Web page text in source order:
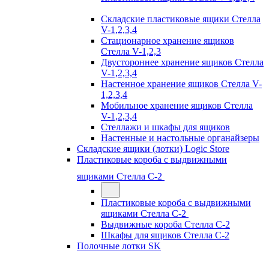
Складские пластиковые ящики Стелла
V-1,2,3,4
Стационарное хранение ящиков
Стелла V-1,2,3
Двустороннее хранение ящиков Стелла
V-1,2,3,4
Настенное хранение ящиков Стелла V-
1,2,3,4
Мобильное хранение ящиков Стелла
V-1,2,3,4
Стеллажи и шкафы для ящиков
Настенные и настольные органайзеры
Складские ящики (лотки) Logiс Store
Пластиковые короба с выдвижными
ящиками Стелла С-2
Пластиковые короба с выдвижными
ящиками Стелла С-2
Выдвижные короба Стелла С-2
Шкафы для ящиков Стелла С-2
Полочные лотки SK